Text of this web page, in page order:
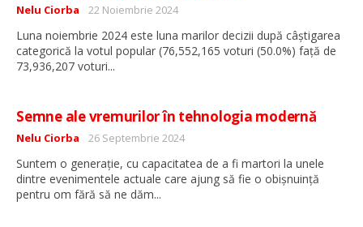
Detalii
Nelu Ciorba 22 Noiembrie 2024
Luna noiembrie 2024 este luna marilor decizii după câștigarea
categorică la votul popular (76,552,165 voturi (50.0%) față de
73,936,207 voturi...
Semne ale vremurilor în tehnologia modernă
Detalii
Nelu Ciorba 26 Septembrie 2024
Suntem o generație, cu capacitatea de a fi martori la unele
dintre evenimentele actuale care ajung să fie o obișnuință
pentru om fără să ne dăm...